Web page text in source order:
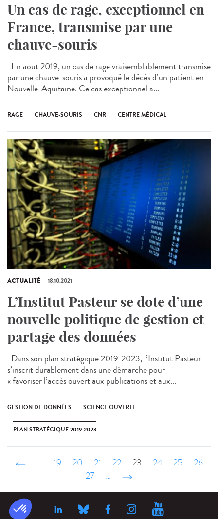
Un cas de rage, exceptionnel en
France, transmise par une
chauve-souris
En aout 2019, un cas de rage vraisemblablement transmise
par une chauve-souris a provoqué le décès d’un patient en
Nouvelle-Aquitaine. Ce cas exceptionnel a...
RAGE CHAUVE-SOURIS CNR CENTRE MÉDICAL
ACTUALITÉ 18.10.2021
L’Institut Pasteur se dote d’une
nouvelle politique de gestion et
partage des données
Dans son plan stratégique 2019-2023, l’Institut Pasteur
s’inscrit durablement dans une démarche pour
« favoriser l’accès ouvert aux publications et aux...
GESTION DE DONNÉES SCIENCE OUVERTE
PLAN STRATÉGIQUE 2019-2023
‹ précédent
… 19 20 21 22 23 24 25
26
27
… suivant ›